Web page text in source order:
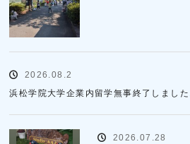
2026.08.2
浜松学院大学企業内留学無事終了しました
2026.07.28